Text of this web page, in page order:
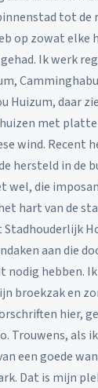
tot de
op zowat elke
Ik werk
Huizum, daar
met
wind. Recent
hersteld in de
wel, die
hart van de
aan die
nodig hebben.
broekzak en
hier,
Trouwens, als
een goede
Dat is mijn